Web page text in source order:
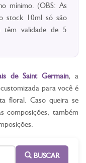
mínimo. (OBS: As
stock 10ml só são
têm validade de 5
de Saint Germain, a
para você é
floral. Caso queira se
composições, também
BUSCAR